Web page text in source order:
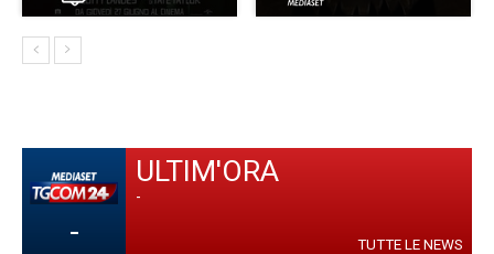
-
ULTIM'ORA
-
TUTTE LE NEWS